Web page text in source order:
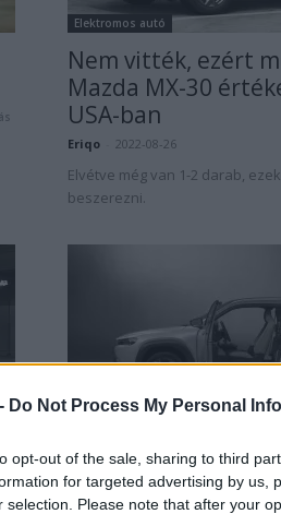
Do Not Process My Personal
opt-out of the sale, sharing to third
for targeted advertising by us,
selection. Please note that after your
Elektromos autó
Nem vitték, ezért
Mazda MX-30
USA-ban
Eriqo 2022-08-26
Elvétve még van 1-2 darab,
beszerezni.
Elektromos autó
Megkezdődött a
gyártása
Gulyas Zsolt - 2020-05-21